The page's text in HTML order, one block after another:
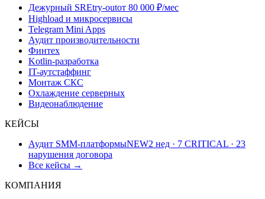
Дежурный SREtry-outот 80 000 ₽/мес
Highload и микросервисы
Telegram Mini Apps
Аудит производительности
Финтех
Kotlin-разработка
IT-аутстаффинг
Монтаж СКС
Охлаждение серверных
Видеонаблюдение
КЕЙСЫ
Аудит SMM-платформыNEW2 нед · 7 CRITICAL · 23
нарушения договора
Все кейсы →
КОМПАНИЯ